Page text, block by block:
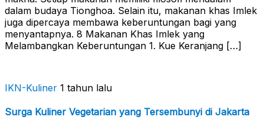
dalam budaya Tionghoa. Selain itu, makanan khas Imlek
juga dipercaya membawa keberuntungan bagi yang
menyantapnya. 8 Makanan Khas Imlek yang
Melambangkan Keberuntungan 1. Kue Keranjang […]
IKN-Kuliner 1 tahun lalu
Surga Kuliner Vegetarian yang Tersembunyi di Jakarta